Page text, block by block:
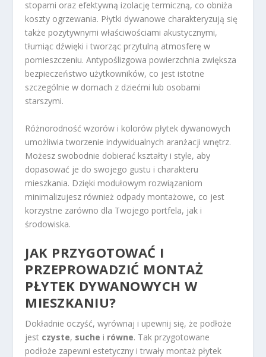
stopami oraz efektywną izolację termiczną, co obniża
koszty ogrzewania. Płytki dywanowe charakteryzują się
także pozytywnymi właściwościami akustycznymi,
tłumiąc dźwięki i tworząc przytulną atmosferę w
pomieszczeniu. Antypoślizgowa powierzchnia zwiększa
bezpieczeństwo użytkowników, co jest istotne
szczególnie w domach z dziećmi lub osobami
starszymi.
Różnorodność wzorów i kolorów płytek dywanowych
umożliwia tworzenie indywidualnych aranżacji wnętrz.
Możesz swobodnie dobierać kształty i style, aby
dopasować je do swojego gustu i charakteru
mieszkania. Dzięki modułowym rozwiązaniom
minimalizujesz również odpady montażowe, co jest
korzystne zarówno dla Twojego portfela, jak i
środowiska.
JAK PRZYGOTOWAĆ I
PRZEPROWADZIĆ MONTAŻ
PŁYTEK DYWANOWYCH W
MIESZKANIU?
Dokładnie oczyść, wyrównaj i upewnij się, że podłoże
jest czyste, suche i równe. Tak przygotowane
podłoże zapewni estetyczny i trwały montaż płytek